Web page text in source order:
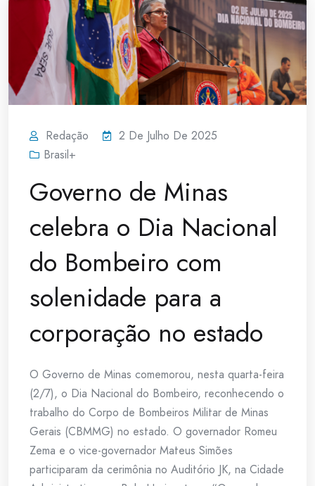
Redação
2 De Julho De 2025
Brasil+
Governo de Minas
celebra o Dia Nacional
do Bombeiro com
solenidade para a
corporação no estado
O Governo de Minas comemorou, nesta quarta-feira
(2/7), o Dia Nacional do Bombeiro, reconhecendo o
trabalho do Corpo de Bombeiros Militar de Minas
Gerais (CBMMG) no estado. O governador Romeu
Zema e o vice-governador Mateus Simões
participaram da cerimônia no Auditório JK, na Cidade